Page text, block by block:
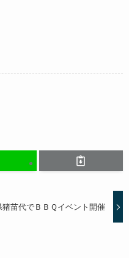
苗代でＢＢＱイベント開催